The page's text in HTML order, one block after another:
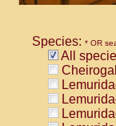
Species: * OR
All